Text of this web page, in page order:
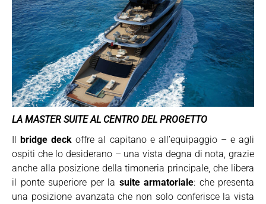
LA MASTER SUITE AL CENTRO DEL PROGETTO
Ilbridge deck offre al capitano e all’equipaggio – e agli
ospiti che lo desiderano – una vista degna di nota, grazie
anche alla posizione della timoneria principale, che libera
il ponte superiore per la suite armatoriale: che presenta
una posizione avanzata che non solo conferisce la vista